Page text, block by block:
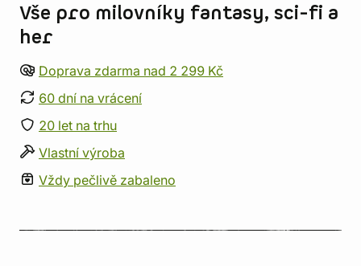
Vše pro milovníky fantasy, sci-fi a
her
Doprava zdarma nad 2 299 Kč
60 dní na vrácení
20 let na trhu
Vlastní výroba
Vždy pečlivě zabaleno